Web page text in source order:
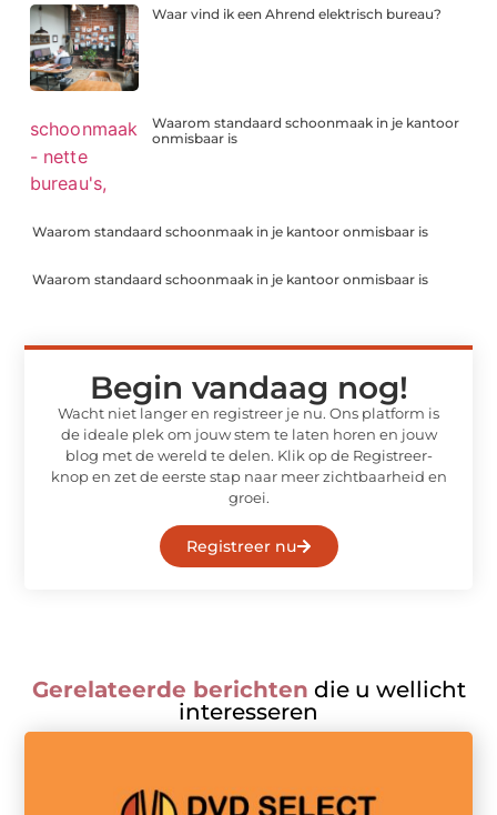
Waar vind ik een Ahrend elektrisch bureau?
Waarom standaard schoonmaak in je kantoor
onmisbaar is
Waarom standaard schoonmaak in je kantoor onmisbaar is
Waarom standaard schoonmaak in je kantoor onmisbaar is
Begin vandaag nog!
Wacht niet langer en registreer je nu. Ons platform is
de ideale plek om jouw stem te laten horen en jouw
blog met de wereld te delen. Klik op de Registreer-
knop en zet de eerste stap naar meer zichtbaarheid en
groei.
Registreer nu
Gerelateerde berichten die u wellicht
interesseren